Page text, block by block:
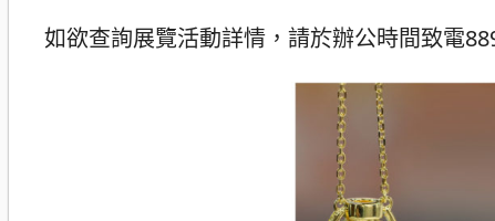
如欲查詢展覽活動詳情，請於辦公時間致電